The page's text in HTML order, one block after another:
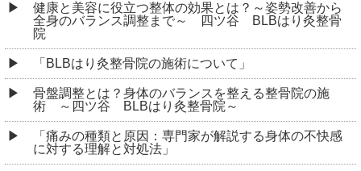
健康と美容に役立つ整体の効果とは？～姿勢改善から
全身のバランス調整まで～ 四ツ谷 BLBはり灸整骨
院
「BLBはり灸整骨院の施術について」
骨盤調整とは？身体のバランスを整える整骨院の施
術 ～四ツ谷 BLBはり灸整骨院～
「痛みの種類と原因：専門家が解説する身体の不快感
に対する理解と対処法」